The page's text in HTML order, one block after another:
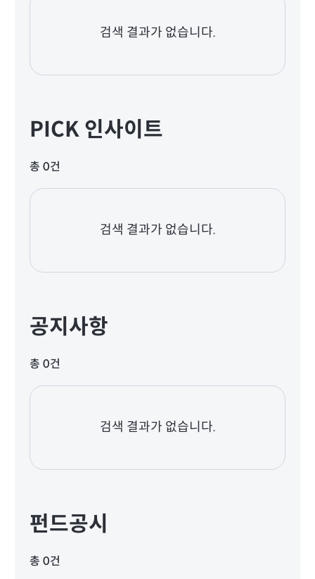
검색 결과가 없습니다.
PICK 인사이트
총 0건
검색 결과가 없습니다.
공지사항
총 0건
검색 결과가 없습니다.
펀드공시
총 0건